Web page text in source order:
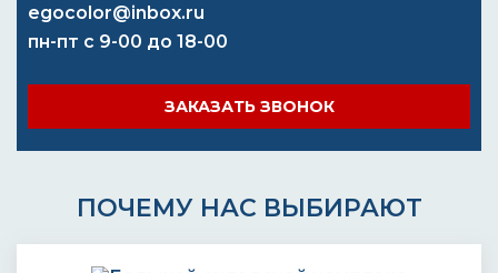
egocolor@inbox.ru
пн-пт с 9-00 до 18-00
ЗАКАЗАТЬ ЗВОНОК
ПОЧЕМУ НАС ВЫБИРАЮТ